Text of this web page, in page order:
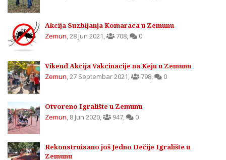
Akcija Suzbijanja Komaraca u Zemunu
Zemun,28 Jun 2021, 708, 0
Vikend Akcija Vakcinacije na Keju u Zemunu
Zemun,27 Septembar 2021, 798, 0
Otvoreno Igralište u Zemunu
Zemun, 8 Jun 2020, 947, 0
Rekonstruisano još Jedno Dečije Igralište u
Zemunu